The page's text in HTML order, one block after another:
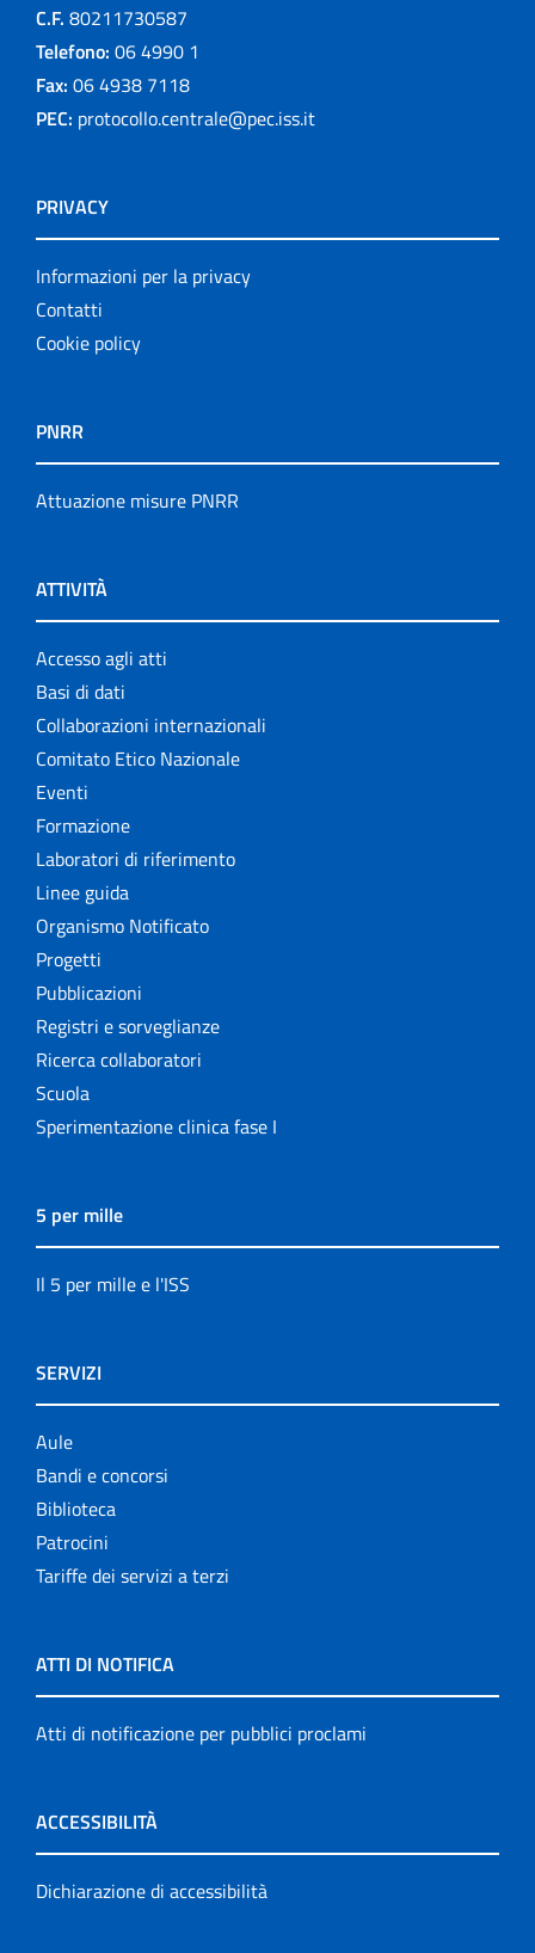
C.F. 80211730587
Telefono: 06 4990 1
Fax: 06 4938 7118
PEC: protocollo.centrale@pec.iss.it
PRIVACY
Informazioni per la privacy
Contatti
Cookie policy
PNRR
Attuazione misure PNRR
ATTIVITÀ
Accesso agli atti
Basi di dati
Collaborazioni internazionali
Comitato Etico Nazionale
Eventi
Formazione
Laboratori di riferimento
Linee guida
Organismo Notificato
Progetti
Pubblicazioni
Registri e sorveglianze
Ricerca collaboratori
Scuola
Sperimentazione clinica fase I
5 per mille
Il 5 per mille e l'ISS
SERVIZI
Aule
Bandi e concorsi
Biblioteca
Patrocini
Tariffe dei servizi a terzi
ATTI DI NOTIFICA
Atti di notificazione per pubblici proclami
ACCESSIBILITÀ
Dichiarazione di accessibilità